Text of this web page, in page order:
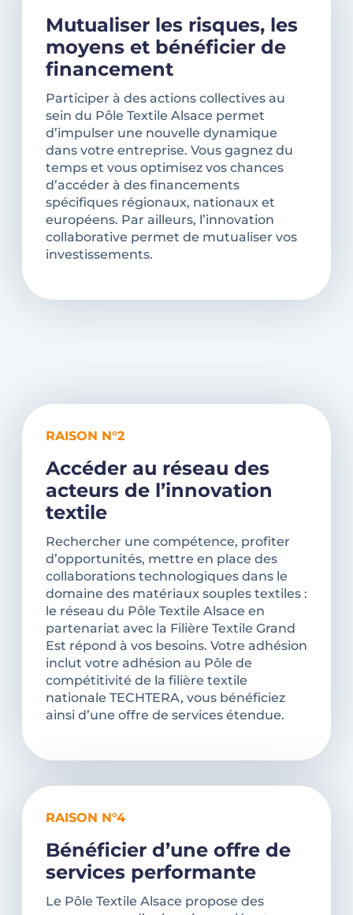
Mutualiser les risques, les
moyens et bénéficier de
financement
Participer à des actions collectives au
sein du Pôle Textile Alsace permet
d’impulser une nouvelle dynamique
dans votre entreprise. Vous gagnez du
temps et vous optimisez vos chances
d’accéder à des financements
spécifiques régionaux, nationaux et
européens. Par ailleurs, l’innovation
collaborative permet de mutualiser vos
investissements.
RAISON N°2
Accéder au réseau des
acteurs de l’innovation
textile
Rechercher une compétence, profiter
d’opportunités, mettre en place des
collaborations technologiques dans le
domaine des matériaux souples textiles :
le réseau du Pôle Textile Alsace en
partenariat avec la Filière Textile Grand
Est répond à vos besoins. Votre adhésion
inclut votre adhésion au Pôle de
compétitivité de la filière textile
nationale TECHTERA, vous bénéficiez
ainsi d’une offre de services étendue.
RAISON N°4
Bénéficier d’une offre de
services performante
Le Pôle Textile Alsace propose des